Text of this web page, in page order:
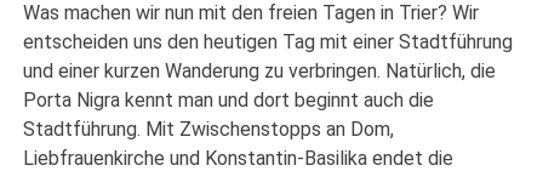
Was machen wir nun mit den freien Tagen in Trier? Wir
entscheiden uns den heutigen Tag mit einer Stadtführung
und einer kurzen Wanderung zu verbringen. Natürlich, die
Porta Nigra kennt man und dort beginnt auch die
Stadtführung. Mit Zwischenstopps an Dom,
Liebfrauenkirche und Konstantin-Basilika endet die